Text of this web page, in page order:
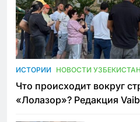
ИСТОРИИ НОВОСТИ
Что происходит вокруг
«Лолазор»? Редакция